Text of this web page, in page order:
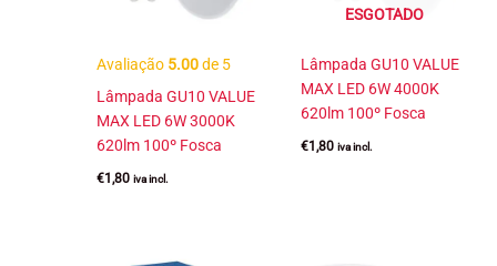
Avaliação 5.00de 5
Lâmpada GU10 VALUE
MAX LED 6W 3000K
620lm 100º Fosca
€1,80 iva incl.
ESGOTADO
Lâmpada GU10 VALUE
MAX LED 6W 4000K
620lm 100º Fosca
€1,80 iva incl.